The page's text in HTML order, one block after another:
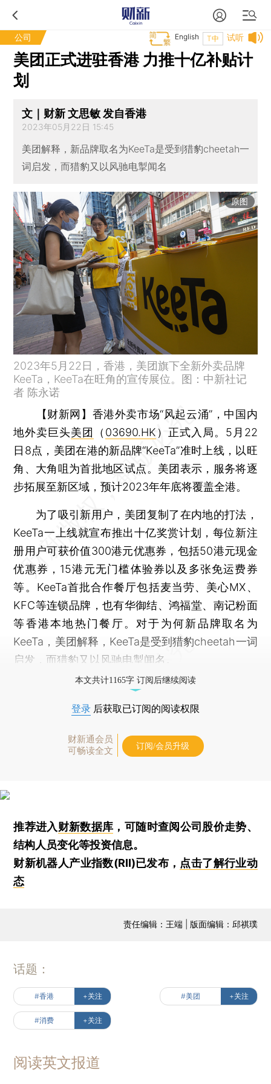
公司 试听
T中
English
美团正式进驻香港 力推十亿补贴计
划
文｜财新 文思敏 发自香港
2023年05月22日 15:45
美团解释，新品牌取名为KeeTa是受到猎豹cheetah一
词启发，而猎豹又以风驰电掣闻名
原图
2023年5月22日，香港，美团旗下全新外卖品牌
KeeTa，KeeTa在旺角的宣传展位。图：中新社记
者 陈永诺
【财新网】 香港外卖市场“风起云涌”，中国内
地外卖巨头美团 （ 03690.HK ）正式入局。5月22
日8点，美团在港的新品牌“KeeTa”准时上线，以旺
角、大角咀为首批地区试点。美团表示，服务将逐
步拓展至新区域，预计2023年年底将覆盖全港。
为了吸引新用户，美团复制了在内地的打法，
KeeTa一上线就宣布推出十亿奖赏计划，每位新注
册用户可获价值300港元优惠券，包括50港元现金
优惠券，15港元无门槛体验券以及多张免运费券
等。KeeTa首批合作餐厅包括麦当劳、美心MX、
KFC等连锁品牌，也有华御结、鸿福堂、南记粉面
等香港本地热门餐厅。对于为何新品牌取名为
KeeTa，美团解释，KeeTa是受到猎豹cheetah一词
启发，而猎豹又以风驰电掣闻名。
本文共计1165字 订阅后继续阅读
登录 后获取已订阅的阅读权限
财新通会员
可畅读全文
订阅/会员升级
推荐进入财新数据库 ，可随时查阅公司股价走势、
结构人员变化等投资信息。
财新机器人产业指数(RII)已发布， 点击了解行业动
态
责任编辑：王端 | 版面编辑：邱祺璞
话题：
#香港 +关注 #美团 +关注
#消费 +关注
阅读英文报道